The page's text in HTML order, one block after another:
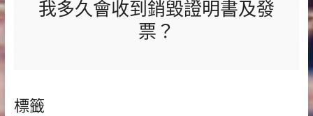
我多久會收到銷毀證明書及發
票？
標籤